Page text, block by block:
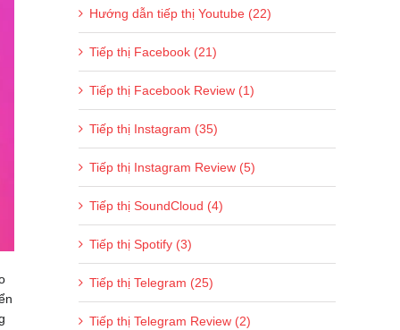
Hướng dẫn tiếp thị Youtube (22)
Tiếp thị Facebook (21)
Tiếp thị Facebook Review (1)
Tiếp thị Instagram (35)
Tiếp thị Instagram Review (5)
Tiếp thị SoundCloud (4)
Tiếp thị Spotify (3)
Tiếp thị Telegram (25)
Tiếp thị Telegram Review (2)